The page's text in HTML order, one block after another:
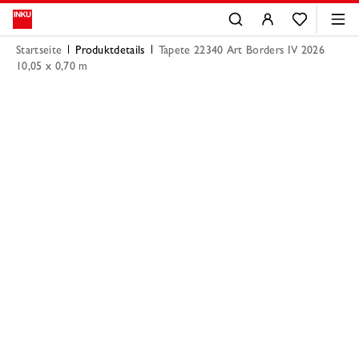
Startseite Produktdetails
Tapete 22340 Art Borders IV 2026
10,05 x 0,70 m